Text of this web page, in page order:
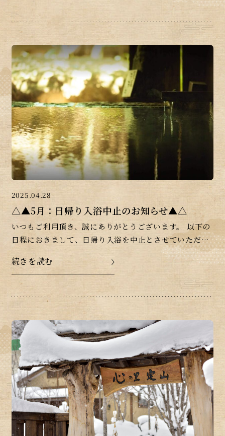
2025.04.28
△▲5月：日帰り入浴中止のお知らせ▲△
いつもご利用頂き、誠にありがとうございます。 以下の
日程におきまして、日帰り入浴を中止とさせていただき
ます。 12日(月) 特別清掃日 15日(木) 休館の為 26日
(月) 特別清掃日 誠に申し訳ござ […]
続きを読む